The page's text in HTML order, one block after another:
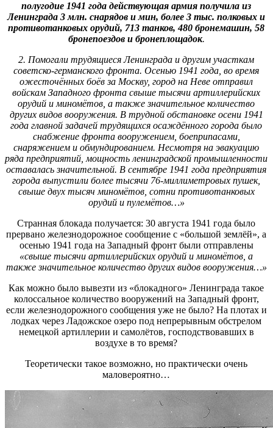
полугодие 1941 года действующая армия получила из
Ленинграда 3 млн. снарядов и мин, более 3 тыс. полковых и
противотанковых орудий, 713 танков, 480 бронемашин, 58
бронепоездов и бронеплощадок.
2. Помогали трудящиеся Ленинграда и другим участкам
советско-германского фронта. Осенью 1941 года, во время
ожесточённых боёв за Москву, город на Неве отправил
войскам Западного фронта свыше тысячи артиллерийских
орудий и миномётов, а также значительное количество
других видов вооружения. В трудной обстановке осени 1941
года главной задачей трудящихся осаждённого города было
снабжение фронта вооружением, боеприпасами,
снаряжением и обмундированием. Несмотря на эвакуацию
ряда предприятий, мощность ленинградской промышленности
оставалась значительной. В сентябре 1941 года предприятия
города выпустили более тысячи 76-миллиметровых пушек,
свыше двух тысяч миномётов, сотни противотанковых
орудий и пулемётов…»
Странная блокада получается: 30 августа 1941 года было
прервано железнодорожное сообщение с «большой землёй», а
осенью 1941 года на Западный фронт были отправлены
«свыше тысячи артиллерийских орудий и миномётов, а
также значительное количество других видов вооружения…»
Как можно было вывезти из «блокадного» Ленинграда такое
колоссальное количество вооружений на Западный фронт,
если железнодорожного сообщения уже не было? На плотах и
лодках через Ладожское озеро под непрерывным обстрелом
немецкой артиллерии и самолётов, господствовавших в
воздухе в то время?
Теоретически такое возможно, но практически очень
маловероятно…